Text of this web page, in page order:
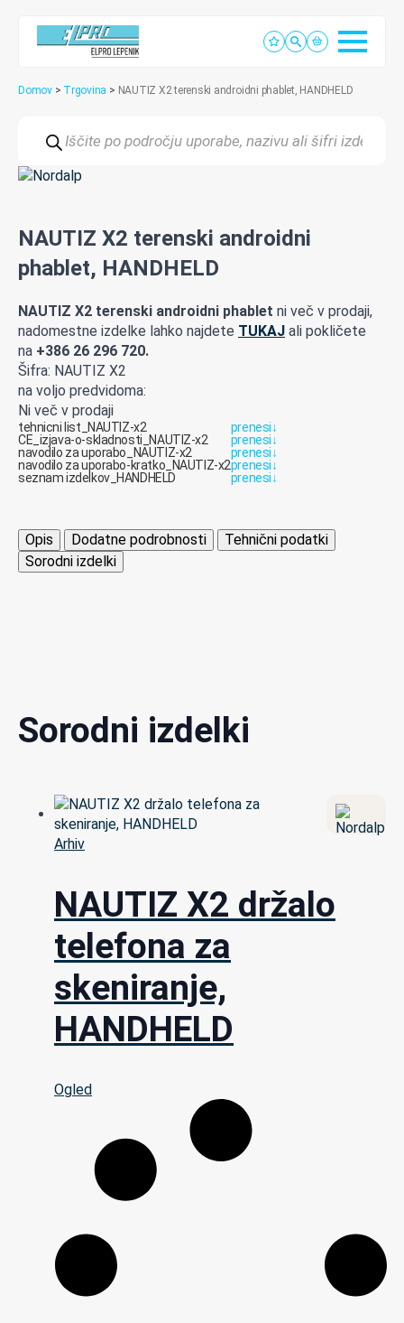
Domov > Trgovina > NAUTIZ X2 terenski androidni phablet, HANDHELD
search
NAUTIZ X2 terenski androidni
phablet, HANDHELD
NAUTIZ X2 terenski androidni phablet ni več v prodaji,
nadomestne izdelke lahko najdete TUKAJ ali pokličete
na +386 26 296 720.
Šifra: NAUTIZ X2
na voljo predvidoma:
Ni več v prodaji
tehnicni list_NAUTIZ-x2 prenesi↓
CE_izjava-o-skladnosti_NAUTIZ-x2
prenesi↓
navodilo za uporabo_NAUTIZ-x2
prenesi↓
navodilo za uporabo-kratko_NAUTIZ-x2prenesi↓
seznam izdelkov_HANDHELD
prenesi↓
Opis Dodatne podrobnosti
Tehnični podatki
Sorodni izdelki
Sorodni izdelki
Arhiv
NAUTIZ X2 držalo
telefona za
skeniranje,
HANDHELD
Ogled